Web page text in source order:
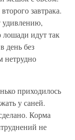
завтрака.
удивлению,
идут так
день без
нетрудно
приходилось
у саней.
Корма
не